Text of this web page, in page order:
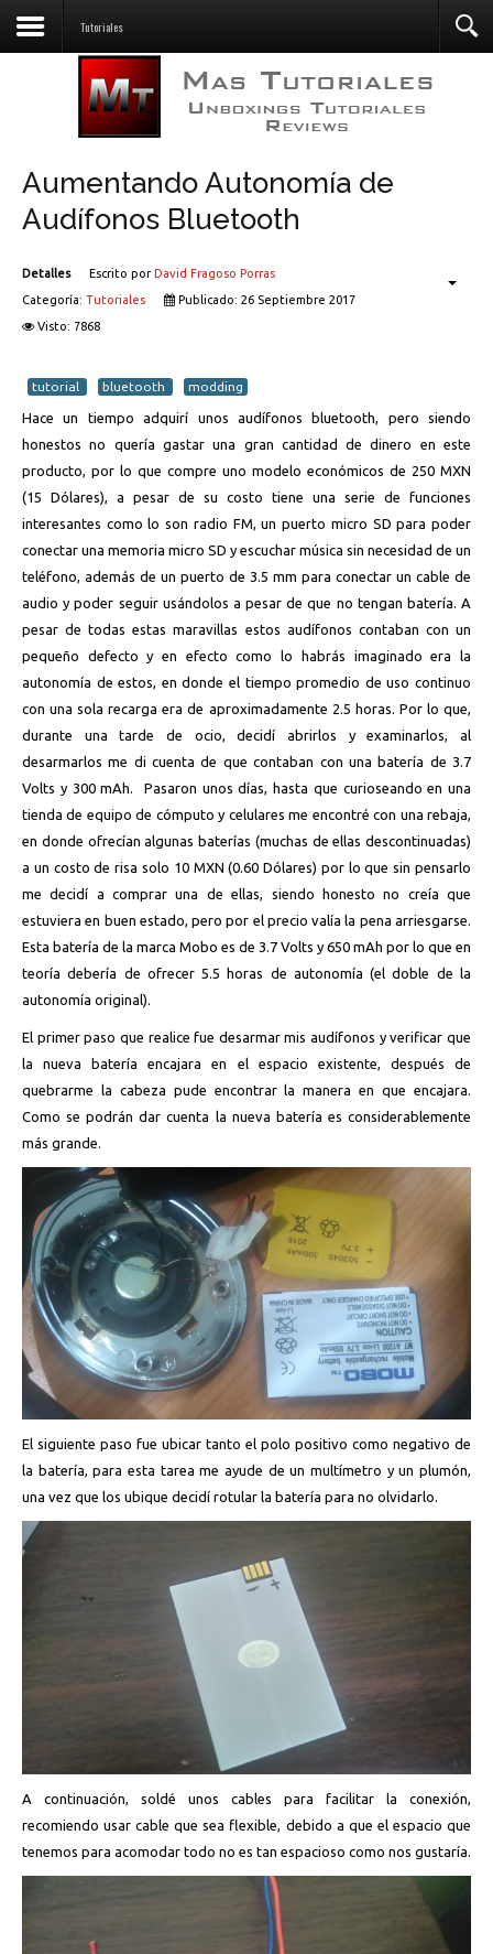
Tutoriales
Aumentando Autonomía de
Audífonos Bluetooth
Detalles Escrito porDavid Fragoso Porras
Categoría: Tutoriales
Publicado: 26 Septiembre 2017
Visto: 7868
tutorial bluetooth modding
Hace un tiempo adquirí unos audífonos bluetooth, pero siendo
honestos no quería gastar una gran cantidad de dinero en este
producto, por lo que compre uno modelo económicos de 250 MXN
(15 Dólares), a pesar de su costo tiene una serie de funciones
interesantes como lo son radio FM, un puerto micro SD para poder
conectar una memoria micro SD y escuchar música sin necesidad de un
teléfono, además de un puerto de 3.5 mm para conectar un cable de
audio y poder seguir usándolos a pesar de que no tengan batería. A
pesar de todas estas maravillas estos audífonos contaban con un
pequeño defecto y en efecto como lo habrás imaginado era la
autonomía de estos, en donde el tiempo promedio de uso continuo
con una sola recarga era de aproximadamente 2.5 horas. Por lo que,
durante una tarde de ocio, decidí abrirlos y examinarlos, al
desarmarlos me di cuenta de que contaban con una batería de 3.7
Volts y 300 mAh. Pasaron unos días, hasta que curioseando en una
tienda de equipo de cómputo y celulares me encontré con una rebaja,
en donde ofrecían algunas baterías (muchas de ellas descontinuadas)
a un costo de risa solo 10 MXN (0.60 Dólares) por lo que sin pensarlo
me decidí a comprar una de ellas, siendo honesto no creía que
estuviera en buen estado, pero por el precio valía la pena arriesgarse.
Esta batería de la marca Mobo es de 3.7 Volts y 650 mAh por lo que en
teoría debería de ofrecer 5.5 horas de autonomía (el doble de la
autonomía original).
El primer paso que realice fue desarmar mis audífonos y verificar que
la nueva batería encajara en el espacio existente, después de
quebrarme la cabeza pude encontrar la manera en que encajara.
Como se podrán dar cuenta la nueva batería es considerablemente
más grande.
El siguiente paso fue ubicar tanto el polo positivo como negativo de
la batería, para esta tarea me ayude de un multímetro y un plumón,
una vez que los ubique decidí rotular la batería para no olvidarlo.
A continuación, soldé unos cables para facilitar la conexión,
recomiendo usar cable que sea flexible, debido a que el espacio que
tenemos para acomodar todo no es tan espacioso como nos gustaría.